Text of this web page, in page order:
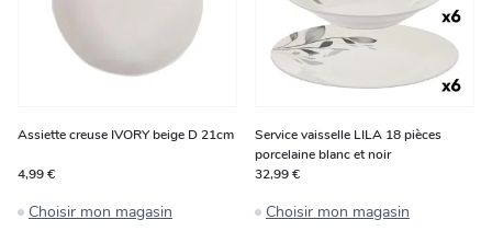
Assiette creuse IVORY beige D 21cm
4,99 €
Choisir mon magasin
Service vaisselle LILA 18 pièces
porcelaine blanc et noir
32,99 €
Choisir mon magasin